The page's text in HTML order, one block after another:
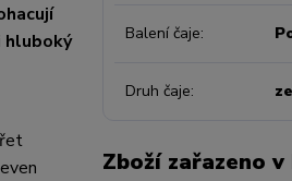
hluboký
Balení čaje
Druh čaje
Zboží zařazeno